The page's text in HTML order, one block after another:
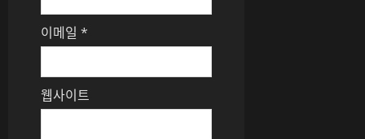
이메일 *
웹사이트